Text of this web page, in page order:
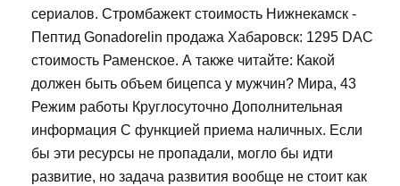
сериалов. Стромбажект стоимость Нижнекамск -
Пептид Gonadorelin продажа Хабаровск: 1295 DAC
стоимость Раменское. А также читайте: Какой
должен быть объем бицепса у мужчин? Мира, 43
Режим работы Круглосуточно Дополнительная
информация С функцией приема наличных. Если
бы эти ресурсы не пропадали, могло бы идти
развитие, но задача развития вообще не стоит как